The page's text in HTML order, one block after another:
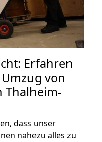
Erfahren
von
Thalheim-
dass unser
nahezu alles zu